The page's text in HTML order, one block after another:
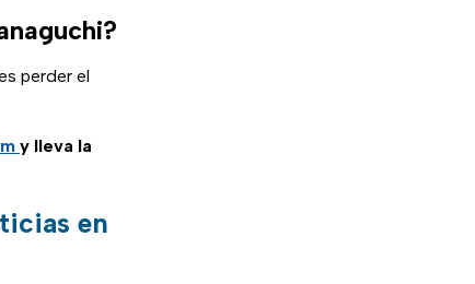
perder el
y lleva la
en